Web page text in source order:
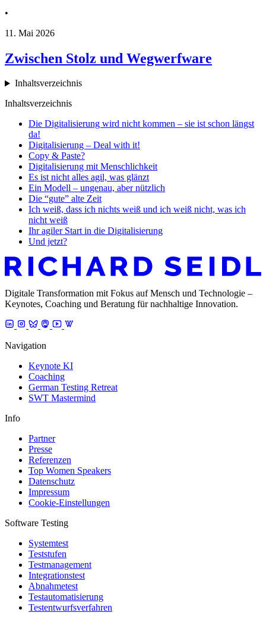
•
11. Mai 2026
Zwischen Stolz und Wegwerfware
Inhaltsverzeichnis
Inhaltsverzeichnis
Die Digitalisierung wird nicht kommen – sie ist schon längst
da!
Digitalisierung – Deal with it!
Copy & Paste?
Digitalisierung mit Menschlichkeit
Es ist nicht alles agil, was glänzt
Ein Modell – ungenau, aber nützlich
Die “gute” alte Zeit
Ich weiß, dass ich nichts weiß und ich weiß nicht, was ich
nicht weiß
Ihr agiler Start in die Digitalisierung
Und jetzt?
Digitale Transformation mit Fokus auf Mensch und Technologie –
Keynotes, Coaching und Beratung für nachhaltige Innovation.
Navigation
Keynote KI
Coaching
German Testing Retreat
SWT Mastermind
Info
Partner
Presse
Referenzen
Top Women Speakers
Datenschutz
Impressum
Cookie-Einstellungen
Software Testing
Systemtest
Teststufen
Testmanagement
Integrationstest
Abnahmetest
Testautomatisierung
Testentwurfsverfahren